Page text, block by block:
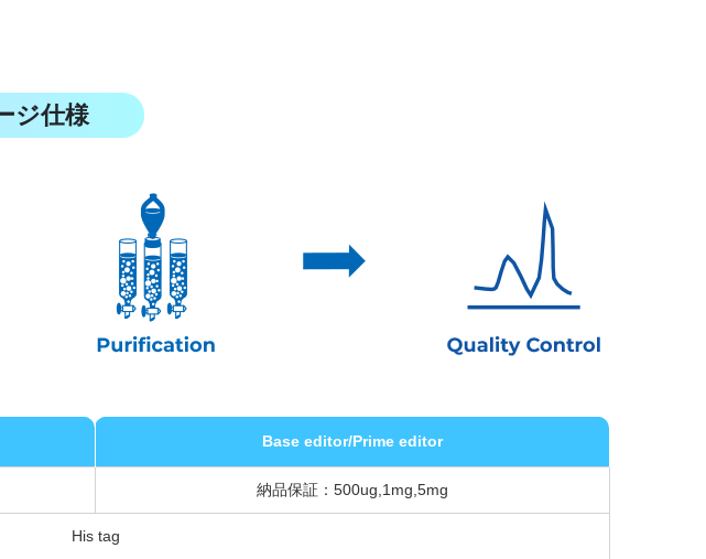
ジ仕様
Base editor/Prime editor
納品保証：500ug,1mg,5mg
His tag